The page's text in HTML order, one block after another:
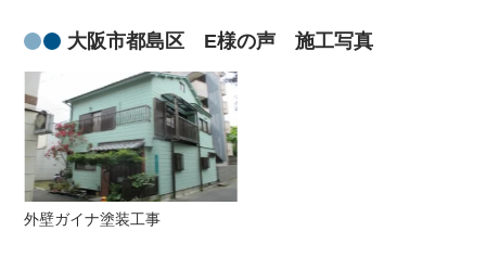
大阪市都島区 E様の声 施工写真
外壁ガイナ塗装工事